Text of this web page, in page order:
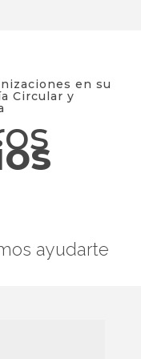
en su
Circular y
ayudarte